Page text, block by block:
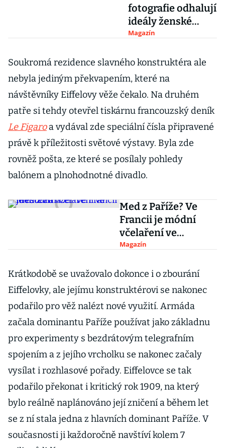
fotografie odhalují
ideály ženské
krásy z celého
Magazín
Soukromá rezidence slavného konstruktéra ale
nebyla jediným překvapením, které na
návštěvníky Eiffelovy věže čekalo. Na druhém
patře si tehdy otevřel tiskárnu francouzský deník
Le Figaroa vydával zde speciální čísla připravené
právě k příležitosti světové výstavy. Byla zde
rovněž pošta, ze které se posílaly pohledy
balónem a plnohodnotné divadlo.
Med z Paříže? Ve
Francii je módní
včelaření ve
městech
Magazín
Krátkodobě se uvažovalo dokonce i o zbourání
Eiffelovky, ale jejímu konstruktérovi se nakonec
podařilo pro věž nalézt nové využití. Armáda
začala dominantu Paříže používat jako základnu
pro experimenty s bezdrátovým telegrafním
spojením a z jejího vrcholku se nakonec začaly
vysílat i rozhlasové pořady. Eiffelovce se tak
podařilo překonat i kritický rok 1909, na který
bylo reálně naplánováno její zničení a během let
se z ní stala jedna z hlavních dominant Paříže. V
současnosti ji každoročně navštíví kolem 7